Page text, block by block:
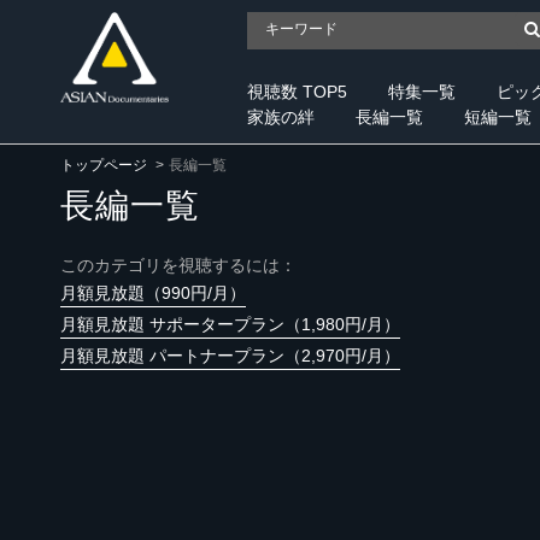
視聴数 TOP5 特集一覧
ピッ
家族の絆
長編一覧 短編一覧
トップページ 長編一覧
長編一覧
このカテゴリを視聴するには：
月額見放題（990円/月）
月額見放題 サポータープラン（1,980円/月）
月額見放題 パートナープラン（2,970円/月）